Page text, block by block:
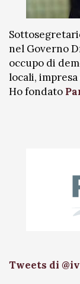
nel Governo
occupo di
locali,
Ho fondato
Tweets di